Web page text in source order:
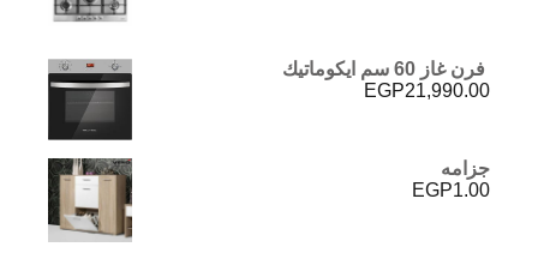
فرن غاز 60 سم ايكوماتيك
EGP21,990.00
جزامه
EGP1.00